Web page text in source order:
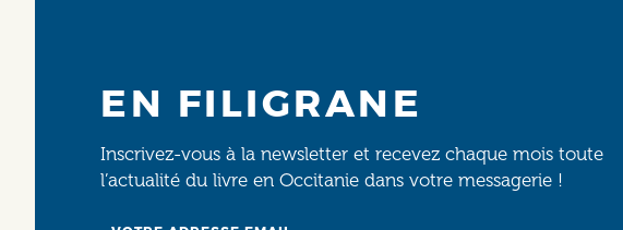
EN FILIGRANE
Inscrivez-vous à la newsletter et recevez chaque mois toute
l’actualité du livre en Occitanie dans votre messagerie !